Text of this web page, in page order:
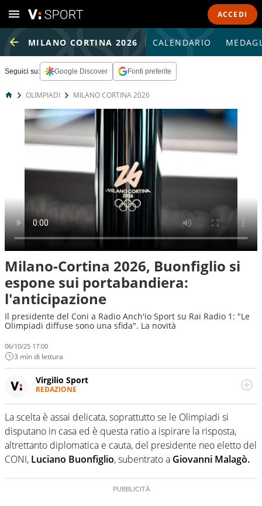
ACCEDI
MILANO CORTINA 2026 CALENDARIO
Seguici su: Google Discover Fonti preferite
OLIMPIADI MILANO CORTINA 2026
Milano-Cortina 2026, Buonfiglio si
espone sui portabandiera:
l'anticipazione
Il presidente del Coni a Radio Anch'io Sport su Rai Radio 1: "Le
Olimpiadi diffuse sono una sfida". La novità
06/10/25 17:00
3 min di lettura
Virgilio Sport
REDAZIONE
appassionato su tutto il mondo dello sport. Calcio,
calciomercato, F1, Motomondiale ma anche tennis,
volley, basket: su Virgilio Sport i tifosi e gli appassionati
sanno che troveranno sempre copertura completa e
zero faziosità. La squadra di Virgilio Sport è formata da
giornalisti ed esperti di sport abili sia nel gioco di
rimessa quando intercettano le notizie e le rilanciano
verso la rete, sia nella costruzione dal basso quando
La scelta è assai delicata, soprattutto se le Olimpiadi si
disputano in casa ed è questa ratio a ispirare la risposta,
altrettanto diplomatica e cauta, del presidente neo eletto del
CONI, Luciano Buonfiglio, subentrato a Giovanni Malagò.